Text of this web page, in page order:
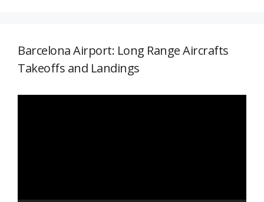
Barcelona Airport: Long Range Aircrafts
Takeoffs and Landings